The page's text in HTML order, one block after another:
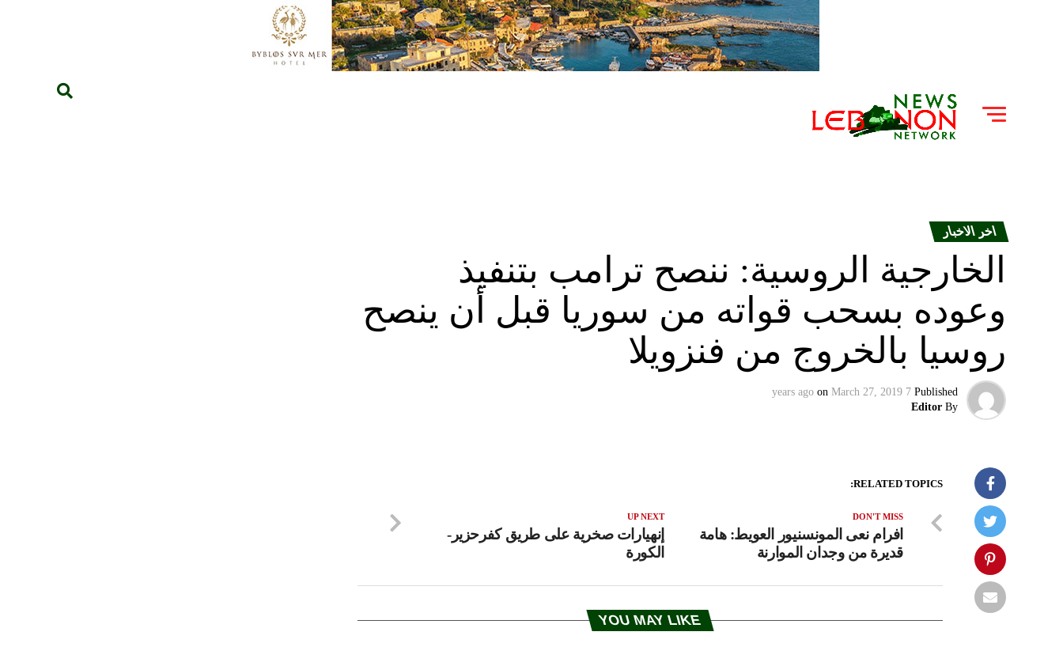
اخر الاخبار
الخارجية الروسية: ننصح ترامب بتنفيذ
وعوده بسحب قواته من سوريا قبل أن ينصح
روسيا بالخروج من فنزويلا
Published
7 years ago
on March 27, 2019
By
Editor
RELATED TOPICS:
UP NEXT
إنهيارات صخرية على طريق كفرحزير-
الكورة
DON'T MISS
افرام نعى المونسنيور العويط: هامة
قديرة من وجدان الموارنة
YOU MAY LIKE